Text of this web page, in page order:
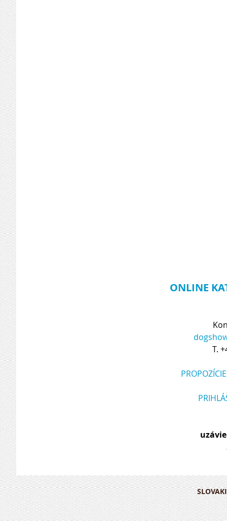
ONLINE
T.